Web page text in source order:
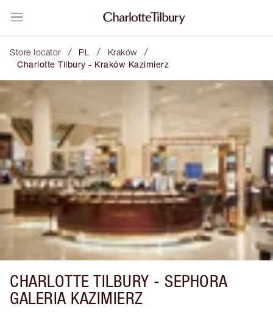
Store locator / PL / Kraków /
Charlotte Tilbury - Kraków Kazimierz
CHARLOTTE TILBURY - SEPHORA
GALERIA KAZIMIERZ